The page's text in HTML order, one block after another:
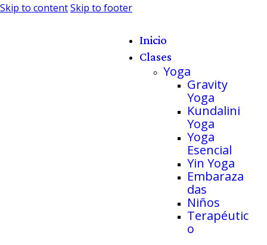
Skip to contentSkip to footer
Inicio
Clases
Yoga
Gravity
Yoga
Kundalini
Yoga
Yoga
Esencial
Yin Yoga
Embaraza
das
Niños
Terapéutic
o